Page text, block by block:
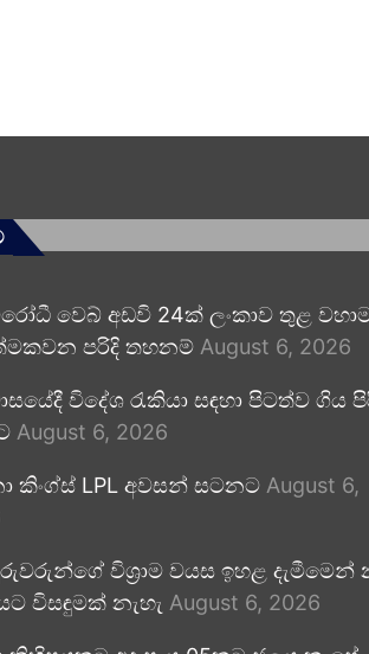
වෙබ් අඩවි 24ක් ලංකාව තුළ
පරිදි තහනම් August 6, 2026
විදේශ රැකියා සඳහා පිටත්ව ගිය
August 6, 2026
කිංග්ස් LPL අවසන් සටනට August 6,
විශ්‍රාම වයස ඉහළ දැමීමෙන්
විසඳුමක් නැහැ August 6, 2026